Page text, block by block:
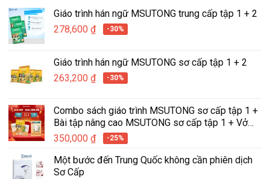
Giáo trình hán ngữ MSUTONG trung cấp tập 1 + 2
278,600 ₫ -30%
Giáo trình hán ngữ MSUTONG sơ cấp tập 1 + 2
263,200 ₫ -30%
Combo sách giáo trình MSUTONG sơ cấp tập 1 +
Bài tập nâng cao MSUTONG sơ cấp tập 1 + Vở
tập viết hán ngữ tích hợp MSUTONG tập 1
350,000 ₫ -25%
Một bước đến Trung Quốc không cần phiên dịch
Sơ Cấp